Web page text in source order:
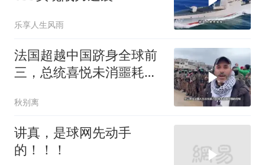
乐享人生风雨
法国超越中国跻身全球前
三，总统喜悦未消噩耗降
秋别离
讲真，是球网先动手
的！！！